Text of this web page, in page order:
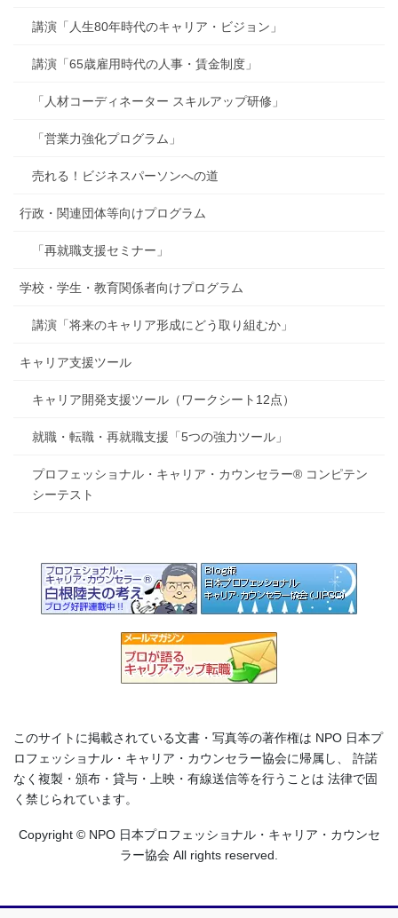
講演「人生80年時代のキャリア・ビジョン」
講演「65歳雇用時代の人事・賃金制度」
「人材コーディネーター スキルアップ研修」
「営業力強化プログラム」
売れる！ビジネスパーソンへの道
行政・関連団体等向けプログラム
「再就職支援セミナー」
学校・学生・教育関係者向けプログラム
講演「将来のキャリア形成にどう取り組むか」
キャリア支援ツール
キャリア開発支援ツール（ワークシート12点）
就職・転職・再就職支援「5つの強力ツール」
プロフェッショナル・キャリア・カウンセラー® コンピテン
シーテスト
このサイトに掲載されている文書・写真等の著作権は NPO 日本プ
ロフェッショナル・キャリア・カウンセラー協会に帰属し、 許諾
なく複製・頒布・貸与・上映・有線送信等を行うことは 法律で固
く禁じられています。
Copyright © NPO 日本プロフェッショナル・キャリア・カウンセ
ラー協会 All rights reserved.